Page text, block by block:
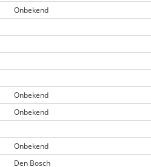
Onbekend
Onbekend
Onbekend
Onbekend
Den Bosch